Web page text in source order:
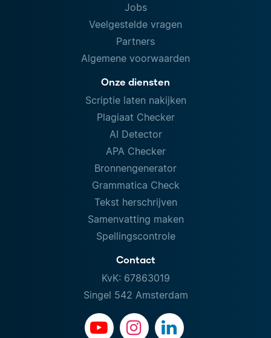
Jobs
Veelgestelde vragen
Partners
Algemene voorwaarden
Onze diensten
Scriptie laten nakijken
Plagiaat Checker
AI Detector
APA Checker
Bronnengenerator
Grammatica Check
Tekst herschrijven
Samenvatting maken
Spellingscontrole
Contact
KvK: 67863019
Singel 542 Amsterdam